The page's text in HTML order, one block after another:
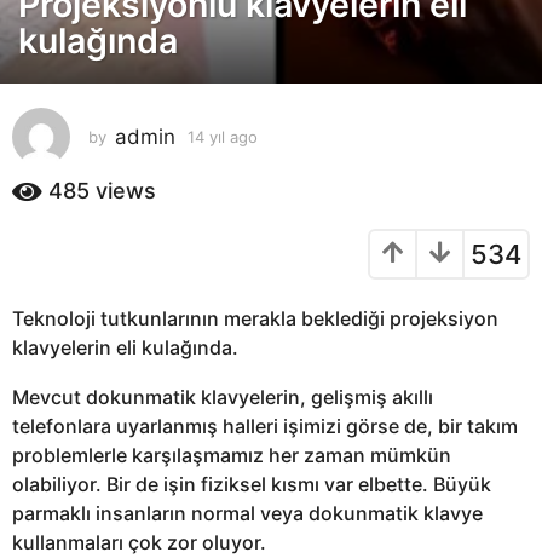
y
ı
l
a
g
1
l
a
o
kulağında
by admin 14 yıl ago
485 views
534
Teknoloji tutkunlarının merakla beklediği projeksiyon
klavyelerin eli kulağında.
Mevcut dokunmatik klavyelerin, gelişmiş akıllı
telefonlara uyarlanmış halleri işimizi görse de, bir takım
problemlerle karşılaşmamız her zaman mümkün
olabiliyor. Bir de işin fiziksel kısmı var elbette. Büyük
parmaklı insanların normal veya dokunmatik klavye
kullanmaları çok zor oluyor.